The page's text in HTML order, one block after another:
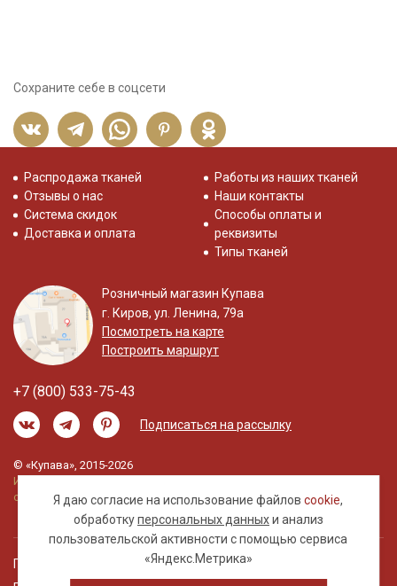
Сохраните себе в соцсети
Я даю согласие на использование файловcookie,
обработкуперсональных данныхи анализ
пользовательской активности с помощью сервиса
«Яндекс.Метрика»
Распродажа тканей
Отзывы о нас
Система скидок
Доставка и оплата
Работы из наших тканей
Наши контакты
Способы оплаты и
реквизиты
Типы тканей
Розничный магазин Купава
г. Киров, ул. Ленина, 79а
Посмотреть на карте
Построить маршрут
+7 (800) 533-75-43
Подписаться на рассылку
© «Купава», 2015-2026
Информация на сайте не является публичной
офертой.
Правовая информация